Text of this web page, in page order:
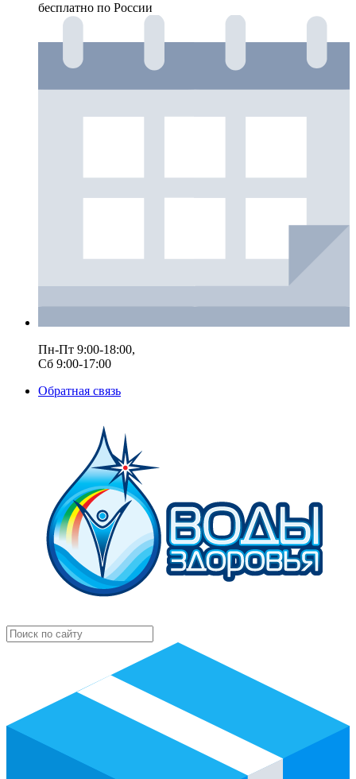
бесплатно по России
Пн-Пт 9:00-18:00,
Сб 9:00-17:00
Обратная связь